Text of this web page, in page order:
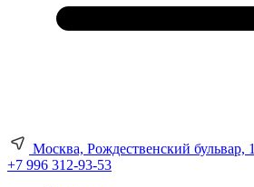
Москва, Рождественский бульвар, 1
+7 996 312-93-53